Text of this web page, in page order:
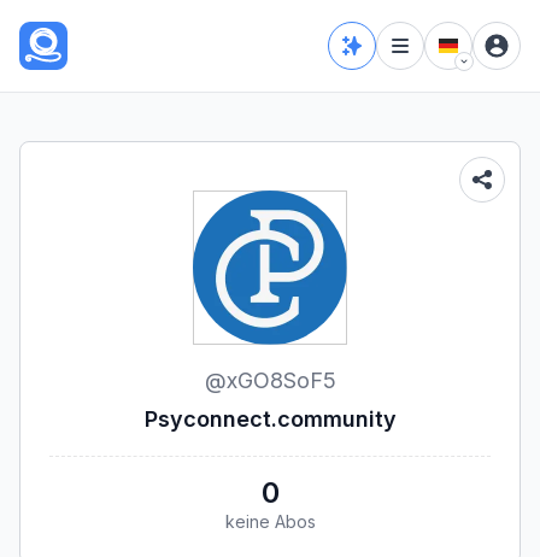
@xGO8SoF5
Psyconnect.community
0
keine Abos